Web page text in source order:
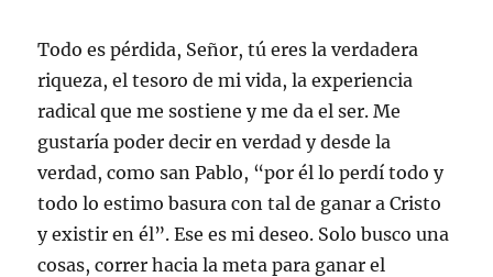
Todo es pérdida, Señor, tú eres la verdadera
riqueza, el tesoro de mi vida, la experiencia
radical que me sostiene y me da el ser. Me
gustaría poder decir en verdad y desde la
verdad, como san Pablo, “por él lo perdí todo y
todo lo estimo basura con tal de ganar a Cristo
y existir en él”. Ese es mi deseo. Solo busco una
cosas, correr hacia la meta para ganar el